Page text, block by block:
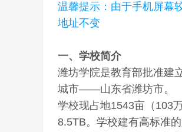
温馨提示：由于手机屏幕
地址不变
一、学校简介
潍坊学院是教育部批准建
城市——山东省潍坊市。
学校现占地1543亩（103
8.5TB。学校建有高标准